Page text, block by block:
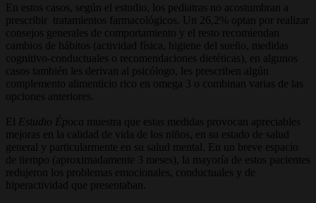
En estos casos, según el estudio, los pediatras no acostumbran a
prescribir tratamientos farmacológicos. Un 26,2% optan por realizar
consejos generales de comportamiento y el resto recomiendan
cambios de hábitos (actividad física, higiene del sueño, medidas
cognitivo-conductuales o recomendaciones dietéticas), en algunos
casos también les derivan al psicólogo, les prescriben algún
complemento alimenticio rico en omega 3 o combinan varias de las
opciones anteriores.
El Estudio Época muestra que estas medidas provocan apreciables
mejoras en la calidad de vida de los niños, en su estado de salud
general y particularmente en su salud mental. En un breve espacio
de tiempo (aproximadamente 3 meses), la mayoría de estos pacientes
redujeron los problemas emocionales, conductuales y de
hiperactividad que presentaban.